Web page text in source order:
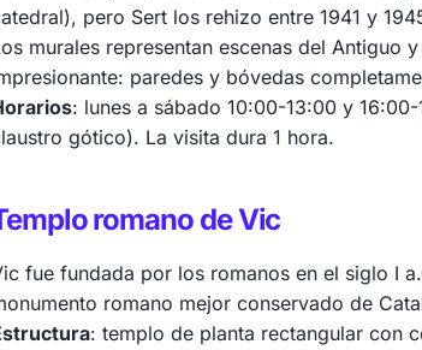
pero Sert los rehizo entre 1941 y
murales representan escenas del Antiguo
paredes y bóvedas
: lunes a sábado 10:00-13:00 y
gótico). La visita dura 1 hora.
romano de Vic
fue fundada por los romanos en el siglo I
romano mejor conservado de
: templo de planta rectangular con